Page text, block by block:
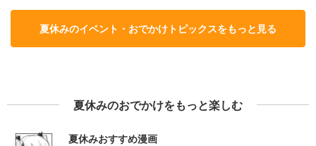
夏休みのイベント・おでかけトピックスをもっと見る
夏休みのおでかけをもっと楽しむ
夏休みおすすめ漫画